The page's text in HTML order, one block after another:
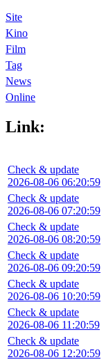
Site
Kino
Film
Tag
News
Online
Link:
Check & update
2026-08-06 06:20:59
Check & update
2026-08-06 07:20:59
Check & update
2026-08-06 08:20:59
Check & update
2026-08-06 09:20:59
Check & update
2026-08-06 10:20:59
Check & update
2026-08-06 11:20:59
Check & update
2026-08-06 12:20:59